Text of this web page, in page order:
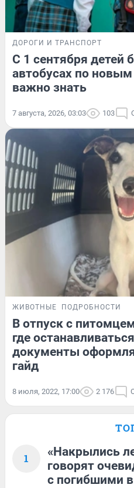
ДОРОГИ И ТРАНСПОРТ
С 1 сентября детей
автобусах по
важно знать
7 августа, 2026, 03:03 103
ЖИВОТНЫЕ ПОДРОБНОСТИ
В отпуск с
где
документы
гайд
8 июля, 2022, 17:00 2 176
1
«Накрылись
говорят
с погибшими